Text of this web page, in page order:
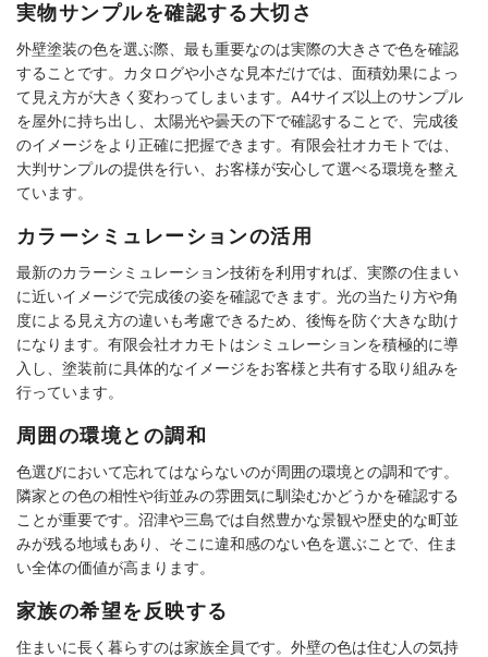
実物サンプルを確認する大切さ
外壁塗装の色を選ぶ際、最も重要なのは実際の大きさで色を確認
することです。カタログや小さな見本だけでは、面積効果によっ
て見え方が大きく変わってしまいます。A4サイズ以上のサンプル
を屋外に持ち出し、太陽光や曇天の下で確認することで、完成後
のイメージをより正確に把握できます。有限会社オカモトでは、
大判サンプルの提供を行い、お客様が安心して選べる環境を整え
ています。
カラーシミュレーションの活用
最新のカラーシミュレーション技術を利用すれば、実際の住まい
に近いイメージで完成後の姿を確認できます。光の当たり方や角
度による見え方の違いも考慮できるため、後悔を防ぐ大きな助け
になります。有限会社オカモトはシミュレーションを積極的に導
入し、塗装前に具体的なイメージをお客様と共有する取り組みを
行っています。
周囲の環境との調和
色選びにおいて忘れてはならないのが周囲の環境との調和です。
隣家との色の相性や街並みの雰囲気に馴染むかどうかを確認する
ことが重要です。沼津や三島では自然豊かな景観や歴史的な町並
みが残る地域もあり、そこに違和感のない色を選ぶことで、住ま
い全体の価値が高まります。
家族の希望を反映する
住まいに長く暮らすのは家族全員です。外壁の色は住む人の気持